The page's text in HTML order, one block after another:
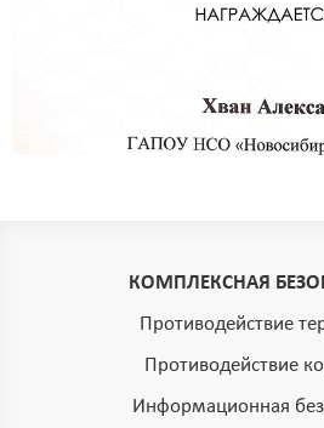
КОМПЛЕКСНАЯ
Противодействие
Противодействие
Информационная